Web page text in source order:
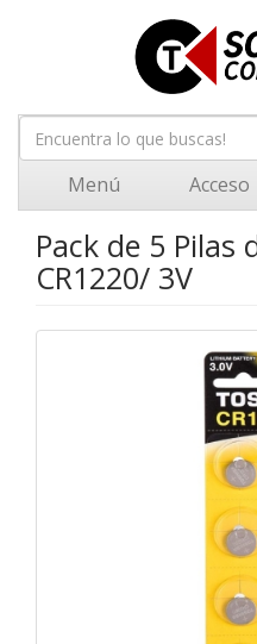
Menú Acceso
Pack de 5 Pilas
CR1220/ 3V